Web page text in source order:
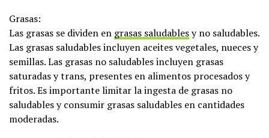
Grasas:
Las grasas se dividen en grasas saludablesy no saludables.
Las grasas saludables incluyen aceites vegetales, nueces y
semillas. Las grasas no saludables incluyen grasas
saturadas y trans, presentes en alimentos procesados y
fritos. Es importante limitar la ingesta de grasas no
saludables y consumir grasas saludables en cantidades
moderadas.